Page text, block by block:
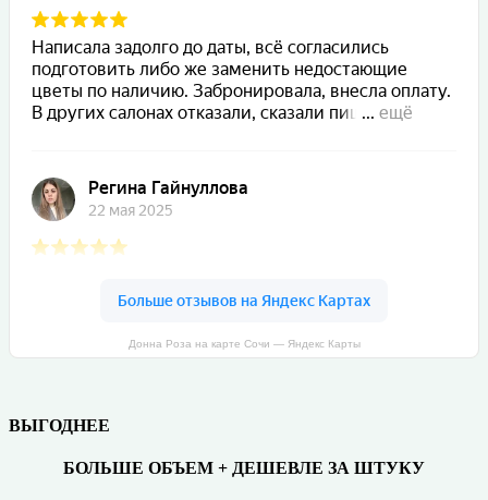
Донна Роза на карте Сочи — Яндекс Карты
ВЫГОДНЕЕ
БОЛЬШЕ ОБЪЕМ + ДЕШЕВЛЕ ЗА ШТУКУ